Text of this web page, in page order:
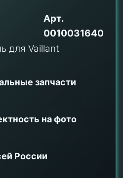
Арт.
0010031640
запчасти
на фото
России